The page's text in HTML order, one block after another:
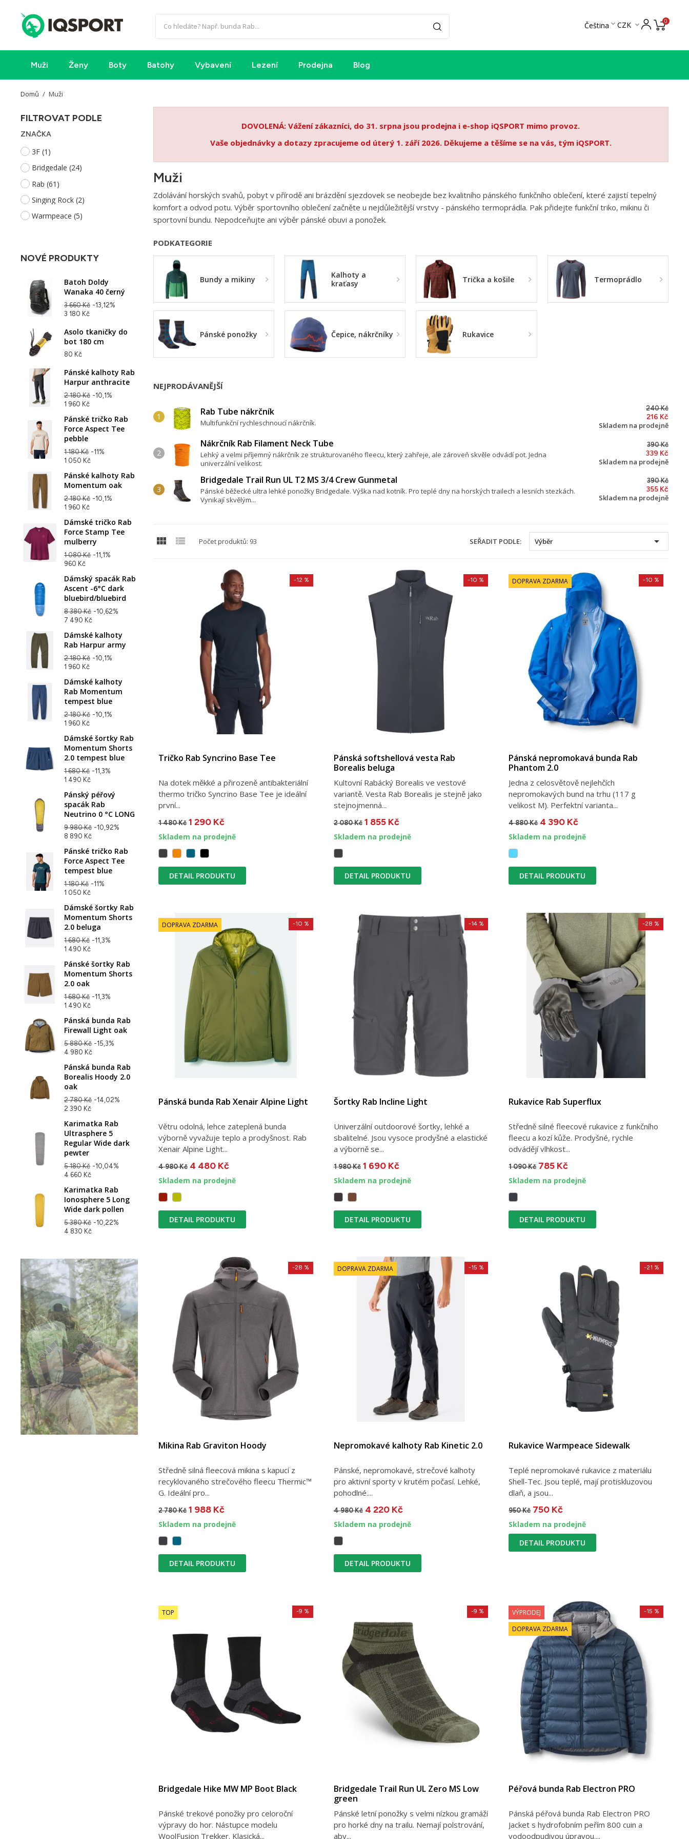
Čeština  CZK  0
Muži Ženy Boty Batohy Vybavení Lezení Prodejna Blog
Domů Muži
FILTROVAT PODLE
ZNAČKA
3F (1)
Bridgedale (24)
Rab (61)
Singing Rock (2)
Warmpeace (5)
NOVÉ PRODUKTY
Batoh Doldy
Wanaka 40 černý
3 660 Kč -13,12%
3 180 Kč
Asolo tkaničky do
bot 180 cm
80 Kč
Pánské kalhoty Rab
Harpur anthracite
2 180 Kč -10,1%
1 960 Kč
Pánské tričko Rab
Force Aspect Tee
pebble
1 180 Kč -11%
1 050 Kč
Pánské kalhoty Rab
Momentum oak
2 180 Kč -10,1%
1 960 Kč
Dámské tričko Rab
Force Stamp Tee
mulberry
1 080 Kč -11,1%
960 Kč
Dámský spacák Rab
Ascent -6°C dark
bluebird/bluebird
8 380 Kč -10,62%
7 490 Kč
Dámské kalhoty
Rab Harpur army
2 180 Kč -10,1%
1 960 Kč
Dámské kalhoty
Rab Momentum
tempest blue
2 180 Kč -10,1%
1 960 Kč
Dámské šortky Rab
Momentum Shorts
2.0 tempest blue
1 680 Kč -11,3%
1 490 Kč
Pánský péřový
spacák Rab
Neutrino 0 °C LONG
9 980 Kč -10,92%
8 890 Kč
Pánské tričko Rab
Force Aspect Tee
tempest blue
1 180 Kč -11%
1 050 Kč
Dámské šortky Rab
Momentum Shorts
2.0 beluga
1 680 Kč -11,3%
1 490 Kč
Pánské šortky Rab
Momentum Shorts
2.0 oak
1 680 Kč -11,3%
1 490 Kč
Pánská bunda Rab
Firewall Light oak
5 880 Kč -15,3%
4 980 Kč
Pánská bunda Rab
Borealis Hoody 2.0
oak
2 780 Kč -14,02%
2 390 Kč
Karimatka Rab
Ultrasphere 5
Regular Wide dark
pewter
5 180 Kč -10,04%
4 660 Kč
Karimatka Rab
Ionosphere 5 Long
Wide dark pollen
5 380 Kč -10,22%
4 830 Kč
DOVOLENÁ: Vážení zákazníci, do 31. srpna jsou prodejna i e-shop iQSPORT mimo provoz.
Vaše objednávky a dotazy zpracujeme od úterý 1. září 2026. Děkujeme a těšíme se na vás, tým iQSPORT.
Muži
Zdolávání horských svahů, pobyt v přírodě ani brázdění sjezdovek se neobejde bez kvalitního pánského funkčního oblečení, které zajistí tepelný
komfort a odvod potu. Výběr sportovního oblečení začněte u nejdůležitější vrstvy - pánského termoprádla. Pak přidejte funkční triko, mikinu či
sportovní bundu. Nepodceňujte ani výběr pánské obuvi a ponožek.
PODKATEGORIE
Bundy a mikiny
Kalhoty a
kraťasy
Trička a košile Termoprádlo
Pánské ponožky Čepice, nákrčníky Rukavice
NEJPRODÁVANĚJŠÍ
Rab Tube nákrčník
Multifunkční rychleschnoucí nákrčník.
240 Kč
216 Kč
Skladem na prodejně
Nákrčník Rab Filament Neck Tube
Lehký a velmi příjemný nákrčník ze strukturovaného fleecu, který zahřeje, ale zároveň skvěle odvádí pot. Jedna
univerzální velikost.
390 Kč
339 Kč
Skladem na prodejně
Bridgedale Trail Run UL T2 MS 3/4 Crew Gunmetal
Pánské běžecké ultra lehké ponožky Bridgedale. Výška nad kotník. Pro teplé dny na horských trailech a lesních stezkách.
Vynikají skvělým...
390 Kč
355 Kč
Skladem na prodejně
  Počet produktů: 93 SEŘADIT PODLE: Výběr 
Tričko Rab Syncrino Base Tee
Na dotek měkké a přirozeně antibakteriální
thermo tričko Syncrino Base Tee je ideální
první...
1 480 Kč
-12 %
1 290 Kč
Skladem na prodejně
DETAIL PRODUKTU
Pánská softshellová vesta Rab
Borealis beluga
Kultovní Rabácký Borealis ve vestové
variantě. Vesta Rab Borealis je stejně jako
stejnojmenná...
2 080 Kč
-10 %
1 855 Kč
Skladem na prodejně
DETAIL PRODUKTU
DOPRAVA ZDARMA
Pánská nepromokavá bunda Rab
Phantom 2.0
Jedna z celosvětově nejlehčích
nepromokavých bund na trhu (117 g
velikost M). Perfektní varianta...
4 880 Kč
-10 %
4 390 Kč
Skladem na prodejně
DETAIL PRODUKTU
DOPRAVA ZDARMA
Pánská bunda Rab Xenair Alpine Light
Větru odolná, lehce zateplená bunda
výborně vyvažuje teplo a prodyšnost. Rab
Xenair Alpine Light...
4 980 Kč
-10 %
4 480 Kč
Skladem na prodejně
DETAIL PRODUKTU
Šortky Rab Incline Light
Univerzální outdoorové šortky, lehké a
sbalitelné. Jsou vysoce prodyšné a elastické
a výborně se...
1 980 Kč
-14 %
1 690 Kč
Skladem na prodejně
DETAIL PRODUKTU
Rukavice Rab Superflux
Středně silné fleecové rukavice z funkčního
fleecu a kozí kůže. Prodyšné, rychle
odvádějí vlhkost...
1 090 Kč
-28 %
785 Kč
Skladem na prodejně
DETAIL PRODUKTU
Mikina Rab Graviton Hoody
Středně silná fleecová mikina s kapucí z
recyklovaného strečového fleecu Thermic™
G. Ideální pro...
2 780 Kč
-28 %
1 988 Kč
Skladem na prodejně
DETAIL PRODUKTU
DOPRAVA ZDARMA
Nepromokavé kalhoty Rab Kinetic 2.0
Pánské, nepromokavé, strečové kalhoty
pro aktivní sporty v krutém počasí. Lehké,
pohodlné....
4 980 Kč
-15 %
4 220 Kč
Skladem na prodejně
DETAIL PRODUKTU
Rukavice Warmpeace Sidewalk
Teplé nepromokavé rukavice z materiálu
Shell-Tec. Jsou teplé, mají protiskluzovou
dlaň, a jsou...
950 Kč
-21 %
750 Kč
Skladem na prodejně
DETAIL PRODUKTU
TOP
Bridgedale Hike MW MP Boot Black
Pánské trekové ponožky pro celoroční
výpravy do hor. Nástupce modelu
WoolFusion Trekker. Klasická...
-9 %
Bridgedale Trail Run UL Zero MS Low
green
Pánské letní ponožky s velmi nízkou gramáží
pro horké dny na trailu. Nemají polstrování,
aby...
-9 %
VÝPRODEJ
DOPRAVA ZDARMA
Péřová bunda Rab Electron PRO
Pánská péřová bunda Rab Electron PRO
Jacket s hydrofobním peřím 800 cuin a
vodoodpudivou úpravou....
-15 %